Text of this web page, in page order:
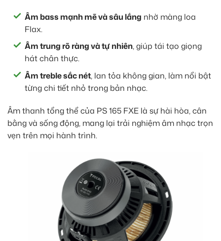
Âm bass mạnh mẽ và sâu lắng nhờ màng loa
Flax.
Âm trung rõ ràng và tự nhiên, giúp tái tạo giọng
hát chân thực.
Âm treble sắc nét, lan tỏa không gian, làm nổi bật
từng chi tiết nhỏ trong bản nhạc.
Âm thanh tổng thể của PS 165 FXE là sự hài hòa, cân
bằng và sống động, mang lại trải nghiệm âm nhạc trọn
vẹn trên mọi hành trình.